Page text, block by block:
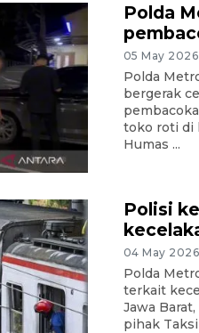
Polda
05 May 2026
Polda
bergerak
toko roti di
Humas ...
Polisi
04 May
Polda
terkait
Jawa
pihak Taksi